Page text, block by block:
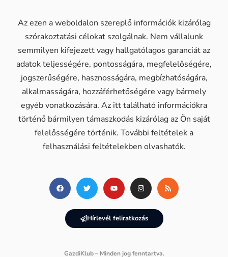
Az ezen a weboldalon szereplő információk kizárólag
szórakoztatási célokat szolgálnak. Nem vállalunk
semmilyen kifejezett vagy hallgatólagos garanciát az
adatok teljességére, pontosságára, megfelelőségére,
jogszerűségére, hasznosságára, megbízhatóságára,
alkalmasságára, hozzáférhetőségére vagy bármely
egyéb vonatkozására. Az itt található információkra
történő bármilyen támaszkodás kizárólag az Ön saját
felelősségére történik. További feltételek a
felhasználási feltételekben olvashatók.
Hírlevél feliratkozás
GazdiKlub – Minden jog fenntartva.